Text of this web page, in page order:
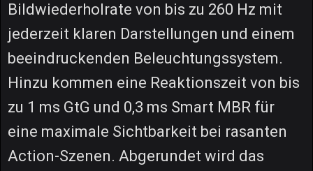
Bildwiederholrate von bis zu 260 Hz mit
jederzeit klaren Darstellungen und einem
beeindruckenden Beleuchtungssystem.
Hinzu kommen eine Reaktionszeit von bis
zu 1 ms GtG und 0,3 ms Smart MBR für
eine maximale Sichtbarkeit bei rasanten
Action-Szenen. Abgerundet wird das